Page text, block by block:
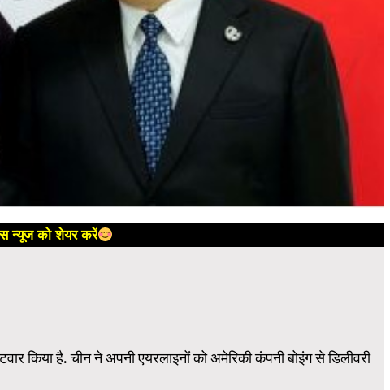
न्यूज को शेयर करें
किया है. चीन ने अपनी एयरलाइनों को अमेरिकी कंपनी बोइंग से डिलीवरी